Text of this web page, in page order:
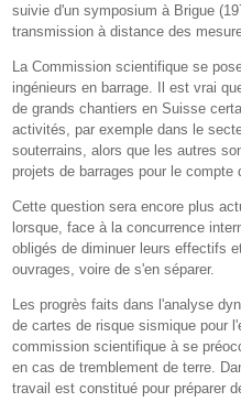
suivie d'un symposium à Brigue
transmission à distance des
La Commission scientifique se
ingénieurs en barrage. Il est vrai
de grands chantiers en Suisse
activités, par exemple dans le
souterrains, alors que les autres
projets de barrages pour le compte
Cette question sera encore plus
lorsque, face à la concurrence
obligés de diminuer leurs effectifs
ouvrages, voire de s'en séparer.
Les progrès faits dans l'analyse
de cartes de risque sismique pour
commission scientifique à se
en cas de tremblement de terre.
travail est constitué pour préparer